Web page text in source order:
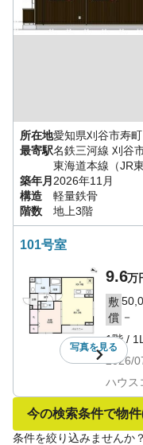
所在地愛知県刈谷市寿町
最寄駅名鉄三河線 刈谷
東海道本線（JR東
築年月2026年11月
構造
軽量鉄骨
階数
地上3階
101号室
写真を見る
9.6万
敷
償 －
1階/
2026/
ハウス
今の検索条件で物件
条件を絞り込みませんか？